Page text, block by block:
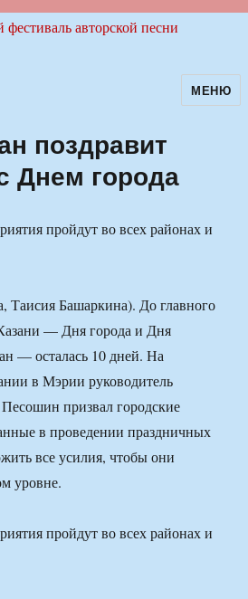
авторскойМЕНЮ
поздравит
Днем города
пройдут во всех районах и
Таисия Башаркина). До главного
— Дня города и Дня
— осталась 10 дней. На
в Мэрии руководитель
призвал городские
в проведении праздничных
все усилия, чтобы они
уровне.
пройдут во всех районах и